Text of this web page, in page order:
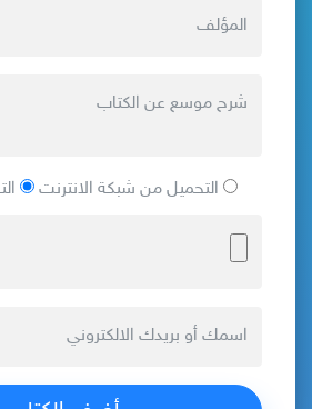
التحميل من شبكة الانترنت